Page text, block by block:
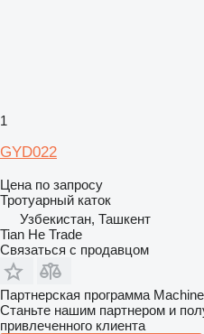
1
GYD022
Цена по запросу
Тротуарный каток
Узбекистан, Ташкент
Tian He Trade
Связаться с продавцом
Партнерская программа
Станьте нашим партнером и
привлеченного клиента